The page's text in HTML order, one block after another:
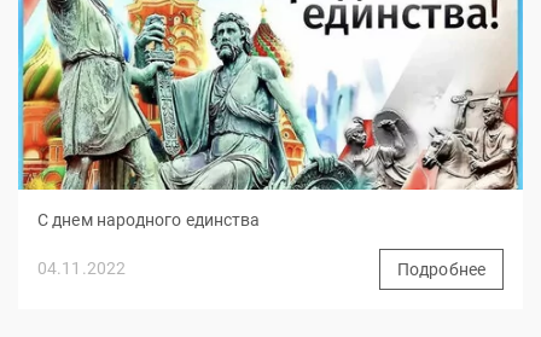
С днем народного единства
04.11.2022 Подробнее